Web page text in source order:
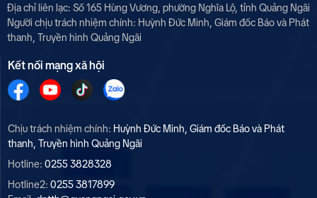
Địa chỉ liên lạc: Số 165 Hùng Vương, phường Nghĩa Lộ, tỉnh Quảng Ngãi
Người chịu trách nhiệm chính: Huỳnh Đức Minh, Giám đốc Báo và Phát
thanh, Truyền hình Quảng Ngãi
Kết nối mạng xã hội
Chịu trách nhiệm chính: Huỳnh Đức Minh, Giám đốc Báo và Phát
thanh, Truyền hình Quảng Ngãi
Hotline: 0255 3828328
Hotline2: 0255 3817899